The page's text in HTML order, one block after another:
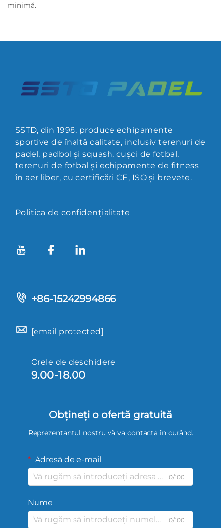
minimă.
SSTD, din 1998, produce echipamente
sportive de înaltă calitate, inclusiv terenuri de
padel, padbol și squash, cușci de fotbal,
terenuri de fotbal și echipamente de fitness
în aer liber, cu certificări CE, ISO și brevete.
Politica de confidențialitate
+86-15242994866
[email protected]
Orele de deschidere
9.00-18.00
Obțineți o ofertă gratuită
Reprezentantul nostru vă va contacta în curând.
Adresă de e-mail
0/100
Nume
0/100